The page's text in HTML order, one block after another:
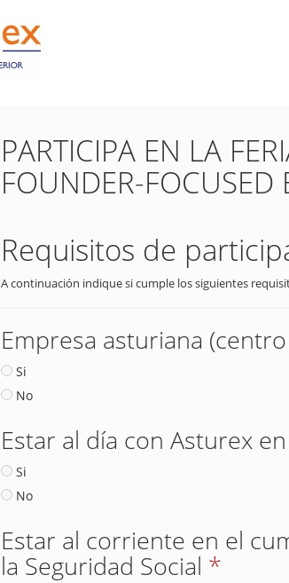
PARTICIPA EN LA
FOUNDER-FOCUSED
Requisitos de
A continuación indique si cumple los siguientes
Empresa asturiana
Si
No
Estar al día con Asturex
Si
No
Estar al corriente en el
la Seguridad Social *